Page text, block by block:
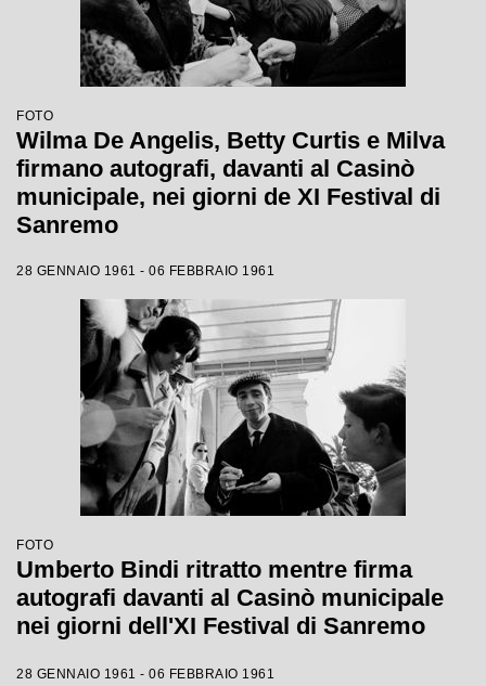
FOTO
Wilma De Angelis, Betty Curtis e Milva
firmano autografi, davanti al Casinò
municipale, nei giorni de XI Festival di
Sanremo
28 GENNAIO 1961 - 06 FEBBRAIO 1961
FOTO
Umberto Bindi ritratto mentre firma
autografi davanti al Casinò municipale
nei giorni dell'XI Festival di Sanremo
28 GENNAIO 1961 - 06 FEBBRAIO 1961